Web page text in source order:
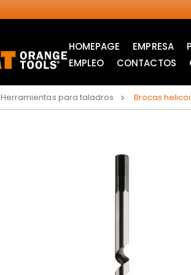
HOMEPAGE EMPRESA
HOJAS DE SIERRA DE
CALAR
EMPLEO
CONTACTOS
Herramientas para taladros Brocas